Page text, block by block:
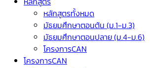
หลักสูตรทั้งหมด
มัธยมศึกษาตอนต้น (ม.1-ม.3)
มัธยมศึกษาตอนปลาย (ม.4-ม.6)
โครงการCAN
โครงการCAN